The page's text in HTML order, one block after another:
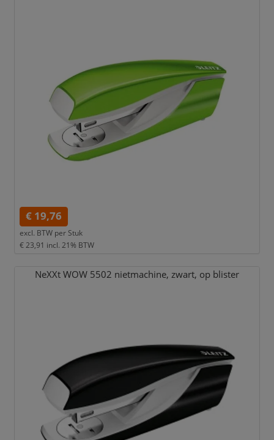
€ 19,76
excl. BTW per Stuk
€ 23,91 incl. 21% BTW
NeXXt WOW 5502 nietmachine, zwart, op blister